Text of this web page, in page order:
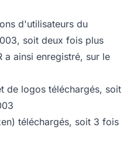
d'utilisateurs du
soit deux fois plus
a ainsi enregistré, sur le
de logos téléchargés, soit
téléchargés, soit 3 fois